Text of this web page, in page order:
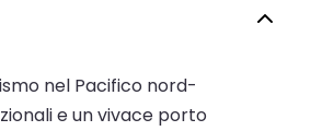
nel Pacifico nord-
e un vivace porto